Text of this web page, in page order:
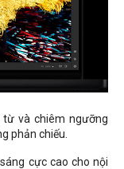
từ và chiêm ngưỡng
phản chiếu.
cực cao cho nội